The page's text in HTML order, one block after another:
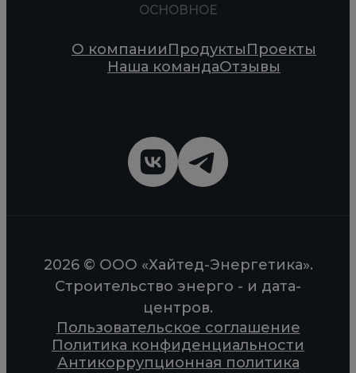
ОСНОВНОЕ
О компанииПродуктыПроекты
Наша командаОтзывы
2026 © ООО «Хайтед-Энергетика».
Строительство энерго - и дата-
центров.
Пользовательское соглашение
Политика конфиденциальности
Антикоррупционная политика